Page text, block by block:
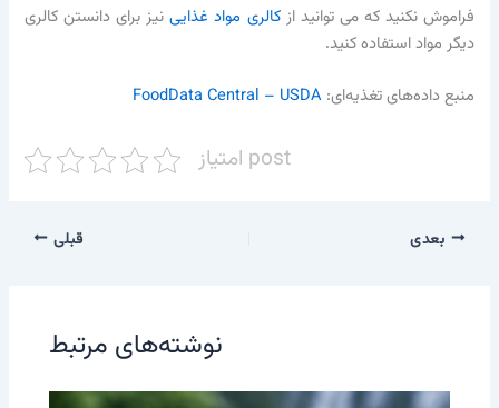
فراموش نکنید که می توانید ازکالری مواد غذایینیز برای دانستن کالری
دیگر مواد استفاده کنید.
منبع داده‌های تغذیه‌ای:FoodData Central – USDA
امتیاز post
قبلی
نوشته‌های مرتبط